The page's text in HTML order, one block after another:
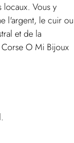
locaux. Vous y
l'argent, le cuir ou
et de la
O Mi Bijoux